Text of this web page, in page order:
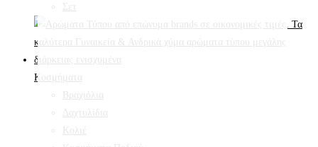
Σετ
Κοσμήματα
Βραχιόλια
Δαχτυλίδια
Κολιέ